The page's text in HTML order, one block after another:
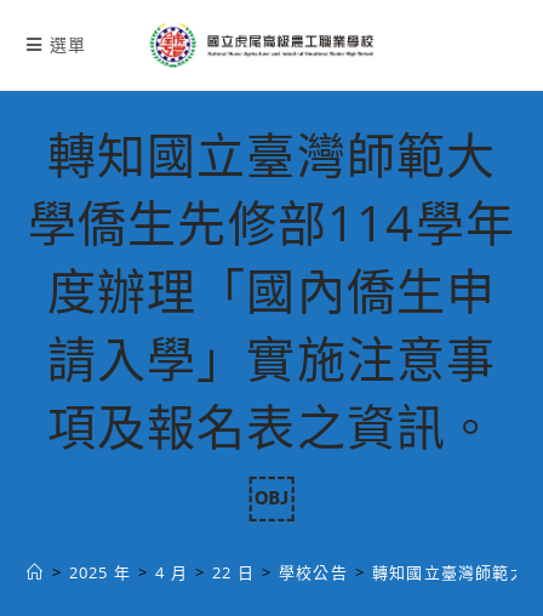
選單
轉知國立臺灣師範大
學僑生先修部114學年
度辦理「國內僑生申
請入學」實施注意事
項及報名表之資訊。
￼
> 2025 年 > 4 月 > 22 日 > 學校公告 > 轉知國立臺灣師範大